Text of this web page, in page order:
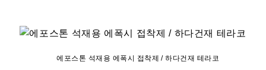
에포스톤 석재용 에폭시 접착제 / 하다건재 테라코